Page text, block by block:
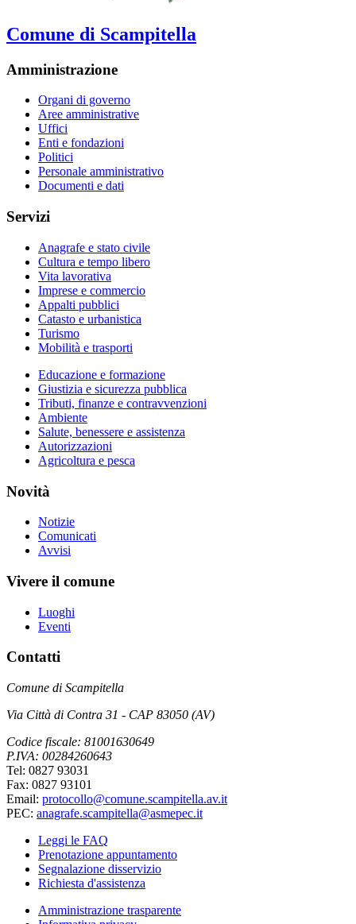
Comune di Scampitella
Amministrazione
Organi di governo
Aree amministrative
Uffici
Enti e fondazioni
Politici
Personale amministrativo
Documenti e dati
Servizi
Anagrafe e stato civile
Cultura e tempo libero
Vita lavorativa
Imprese e commercio
Appalti pubblici
Catasto e urbanistica
Turismo
Mobilità e trasporti
Educazione e formazione
Giustizia e sicurezza pubblica
Tributi, finanze e contravvenzioni
Ambiente
Salute, benessere e assistenza
Autorizzazioni
Agricoltura e pesca
Novità
Notizie
Comunicati
Avvisi
Vivere il comune
Luoghi
Eventi
Contatti
Comune di Scampitella
Via Città di Contra 31 - CAP 83050 (AV)
Codice fiscale: 81001630649
P.IVA: 00284260643
Tel: 0827 93031
Fax: 0827 93101
Email: protocollo@comune.scampitella.av.it
PEC: anagrafe.scampitella@asmepec.it
Leggi le FAQ
Prenotazione appuntamento
Segnalazione disservizio
Richiesta d'assistenza
Amministrazione trasparente